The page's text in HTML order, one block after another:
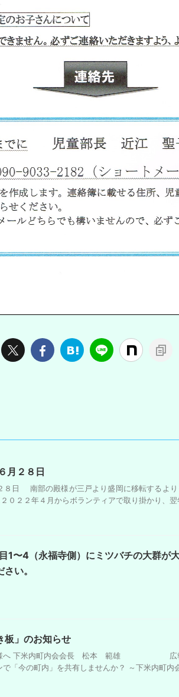
月２８日
８日 南部の殿様が三戸より盛岡に移転するよ
０２２年４月からボランティアで取り掛かり、
1〜4（永福寺側）にミツバチの大群が
い。
板」のお知らせ
様へ 下米内町内会会長 松本 範雄 広報部
「今の町内」を共有しませんか？ ～下米内町内